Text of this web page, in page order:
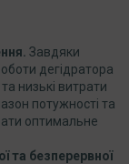
Завдяки
дегідратора
низькі витрати
потужності та
оптимальне
та безперервної